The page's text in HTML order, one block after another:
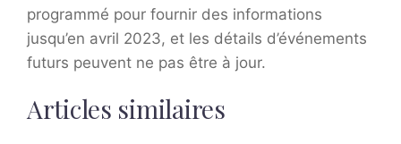
programmé pour fournir des informations
jusqu’en avril 2023, et les détails d’événements
futurs peuvent ne pas être à jour.
Articles similaires